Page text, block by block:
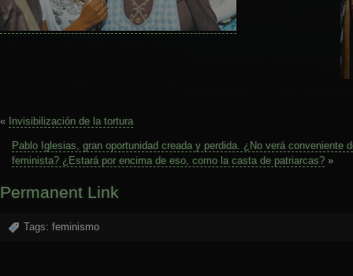
« Invisibilización de la tortura
Pablo Iglesias, gran oportunidad creada y perdida. ¿No verá conveniente
feminista? ¿Estará por encima de eso, como la casta de patriarcas? »
Permanent Link
Tags: feminismo